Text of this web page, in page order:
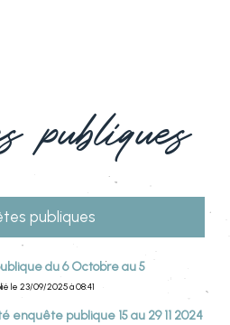
publiques
publiques
du 6 Octobre au 5
le 23/09/2025 à 08:41
enquête publique 15 au 29 11 2024